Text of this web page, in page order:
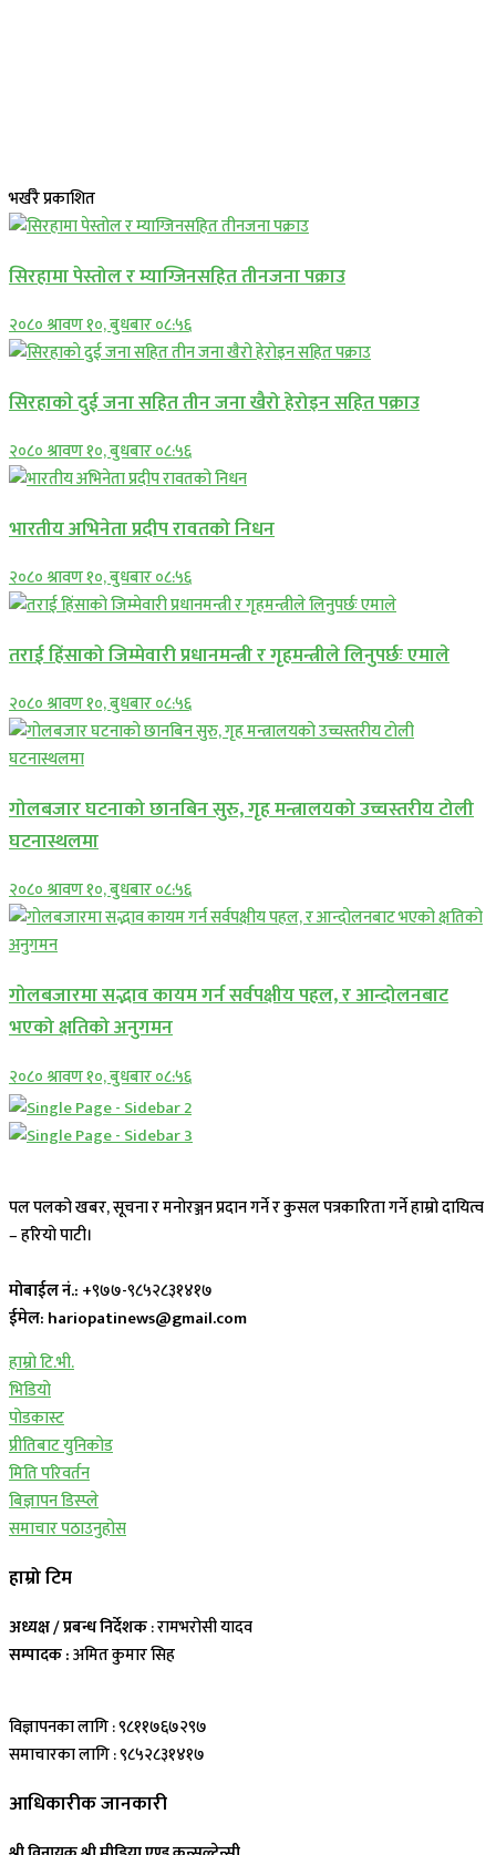
भर्खरै प्रकाशित
सिरहामा पेस्तोल र म्याग्जिनसहित तीनजना पक्राउ
२०८० श्रावण १०, बुधबार ०८:५६
सिरहाकाे दुई जना सहित तीन जना खैरो हेरोइन सहित पक्राउ
२०८० श्रावण १०, बुधबार ०८:५६
भारतीय अभिनेता प्रदीप रावतको निधन
२०८० श्रावण १०, बुधबार ०८:५६
तराई हिंसाको जिम्मेवारी प्रधानमन्त्री र गृहमन्त्रीले लिनुपर्छः एमाले
२०८० श्रावण १०, बुधबार ०८:५६
गोलबजार घटनाको छानबिन सुरु, गृह मन्त्रालयको उच्चस्तरीय टोली
घटनास्थलमा
२०८० श्रावण १०, बुधबार ०८:५६
गोलबजारमा सद्भाव कायम गर्न सर्वपक्षीय पहल, र आन्दोलनबाट
भएको क्षतिको अनुगमन
२०८० श्रावण १०, बुधबार ०८:५६
पल पलको खबर, सूचना र मनोरञ्जन प्रदान गर्ने र कुसल पत्रकारिता गर्ने हाम्रो दायित्व
– हरियो पाटी।
मोबाईल नं.: +९७७-९८५२८३१४१७
ईमेल: hariopatinews@gmail.com
हाम्रो टि.भी.
भिडियो
पोडकास्ट
प्रीतिबाट युनिकोड
मिति परिवर्तन
बिज्ञापन डिस्प्ले
समाचार पठाउनुहोस
हाम्रो टिम
अध्यक्ष / प्रबन्ध निर्देशक: रामभरोसी यादव
सम्पादक :अमित कुमार सिह
विज्ञापनका लागि : ९८११७६७२९७
समाचारका लागि : ९८५२८३१४१७
आधिकारीक जानकारी